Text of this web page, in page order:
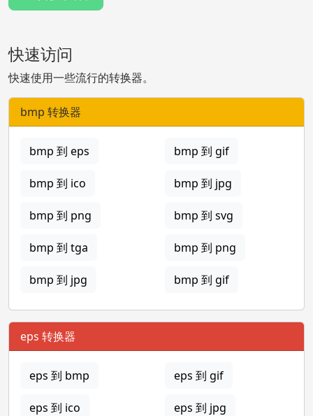
快速访问
快速使用一些流行的转换器。
bmp 转换器
bmp 到 eps bmp 到 gif
bmp 到 ico bmp 到 jpg
bmp 到 png bmp 到 svg
bmp 到 tga bmp 到 png
bmp 到 jpg bmp 到 gif
eps 转换器
eps 到 bmp eps 到 gif
eps 到 ico eps 到 jpg